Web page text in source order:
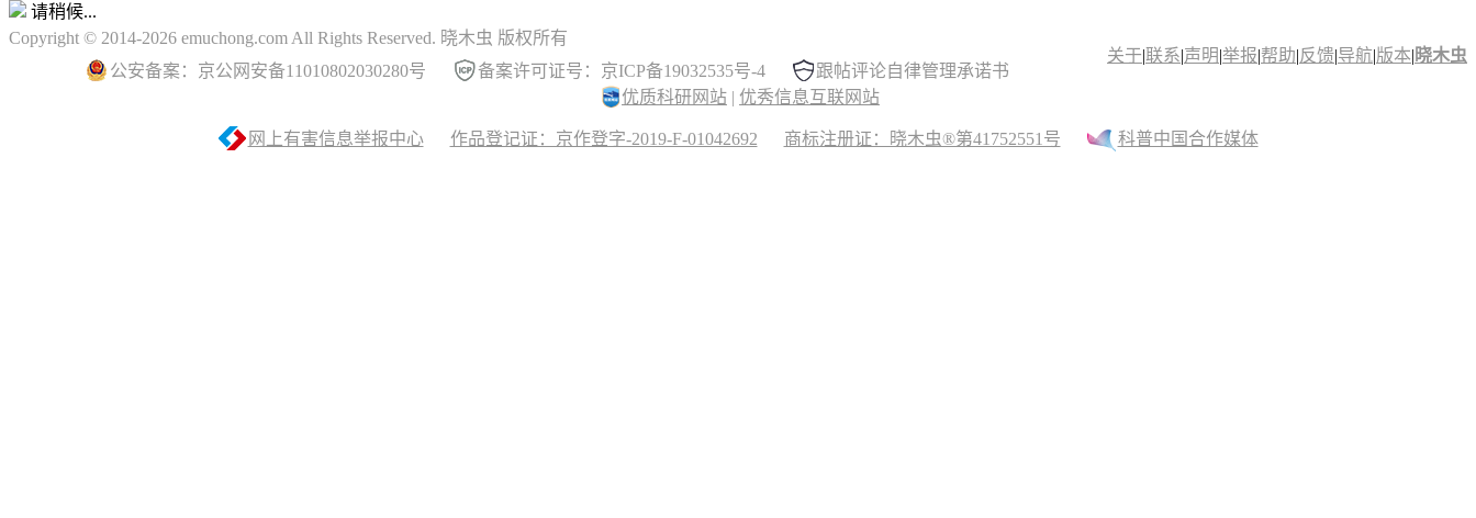
请稍候...
关于|联系|声明|举报|帮助|反馈|导航|版本| 晓木虫
Copyright © 2014-2026 emuchong.com All Rights Reserved. 晓木虫 版权所有
公安备案：京公网安备11010802030280号
备案许可证号：京ICP备19032535号-4
跟帖评论自律管理承诺书
优质科研网站 | 优秀信息互联网站
网上有害信息举报中心 作品登记证：京作登字-2019-F-01042692 商标注册证：晓木虫®第41752551号 科普中国合作媒体